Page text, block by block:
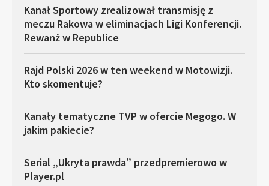
Kanał Sportowy zrealizował transmisję z
meczu Rakowa w eliminacjach Ligi Konferencji.
Rewanż w Republice
Rajd Polski 2026 w ten weekend w Motowizji.
Kto skomentuje?
Kanały tematyczne TVP w ofercie Megogo. W
jakim pakiecie?
Serial „Ukryta prawda” przedpremierowo w
Player.pl